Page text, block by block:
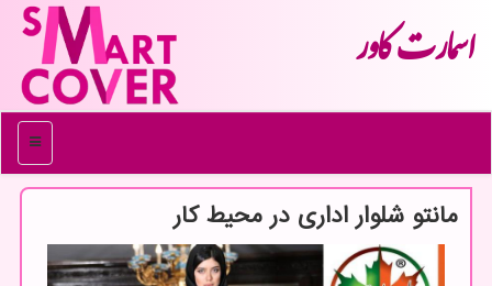
اسمارت كاور
منو
مانتو شلوار اداری در محیط كار